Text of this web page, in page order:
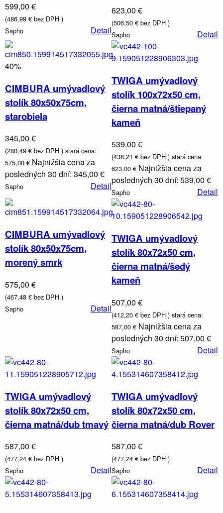
kanáliky
599,00 €
(486,99 € bez DPH )
Sapho
Detail
623,00 €
(506,50 € bez DPH )
Sapho
Detail
40%
CIMBURA umývadlový
stolík 80x50x75cm,
starobiela
345,00 €
(280,49 € bez DPH ) stará cena:
575,00 € Najnižšia cena za
posledných 30 dní: 345,00 €
Sapho Detail
TWIGA umývadlový
stolík 100x72x50 cm,
čierna matná/štiepaný
kameň
539,00 €
(438,21 € bez DPH ) stará cena:
623,00 € Najnižšia cena za
posledných 30 dní: 539,00 €
Sapho Detail
CIMBURA umývadlový
stolík 80x50x75cm,
morený smrk
575,00 €
(467,48 € bez DPH )
Sapho
Detail
TWIGA umývadlový
stolík 80x72x50 cm,
čierna matná/šedý
kameň
507,00 €
(412,20 € bez DPH ) stará cena:
587,00 € Najnižšia cena za
posledných 30 dní: 507,00 €
Sapho Detail
TWIGA umývadlový
stolík 80x72x50 cm,
čierna matná/dub tmavý
587,00 €
(477,24 € bez DPH )
Sapho
Detail
TWIGA umývadlový
stolík 80x72x50 cm,
čierna matná/dub Rover
587,00 €
(477,24 € bez DPH )
Sapho
Detail